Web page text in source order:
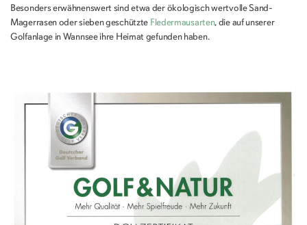
Besonders erwähnenswert sind etwa der ökologisch wertvolle Sand-
Magerrasen oder sieben geschützte Fledermausarten, die auf unserer
Golfanlage in Wannsee ihre Heimat gefunden haben.